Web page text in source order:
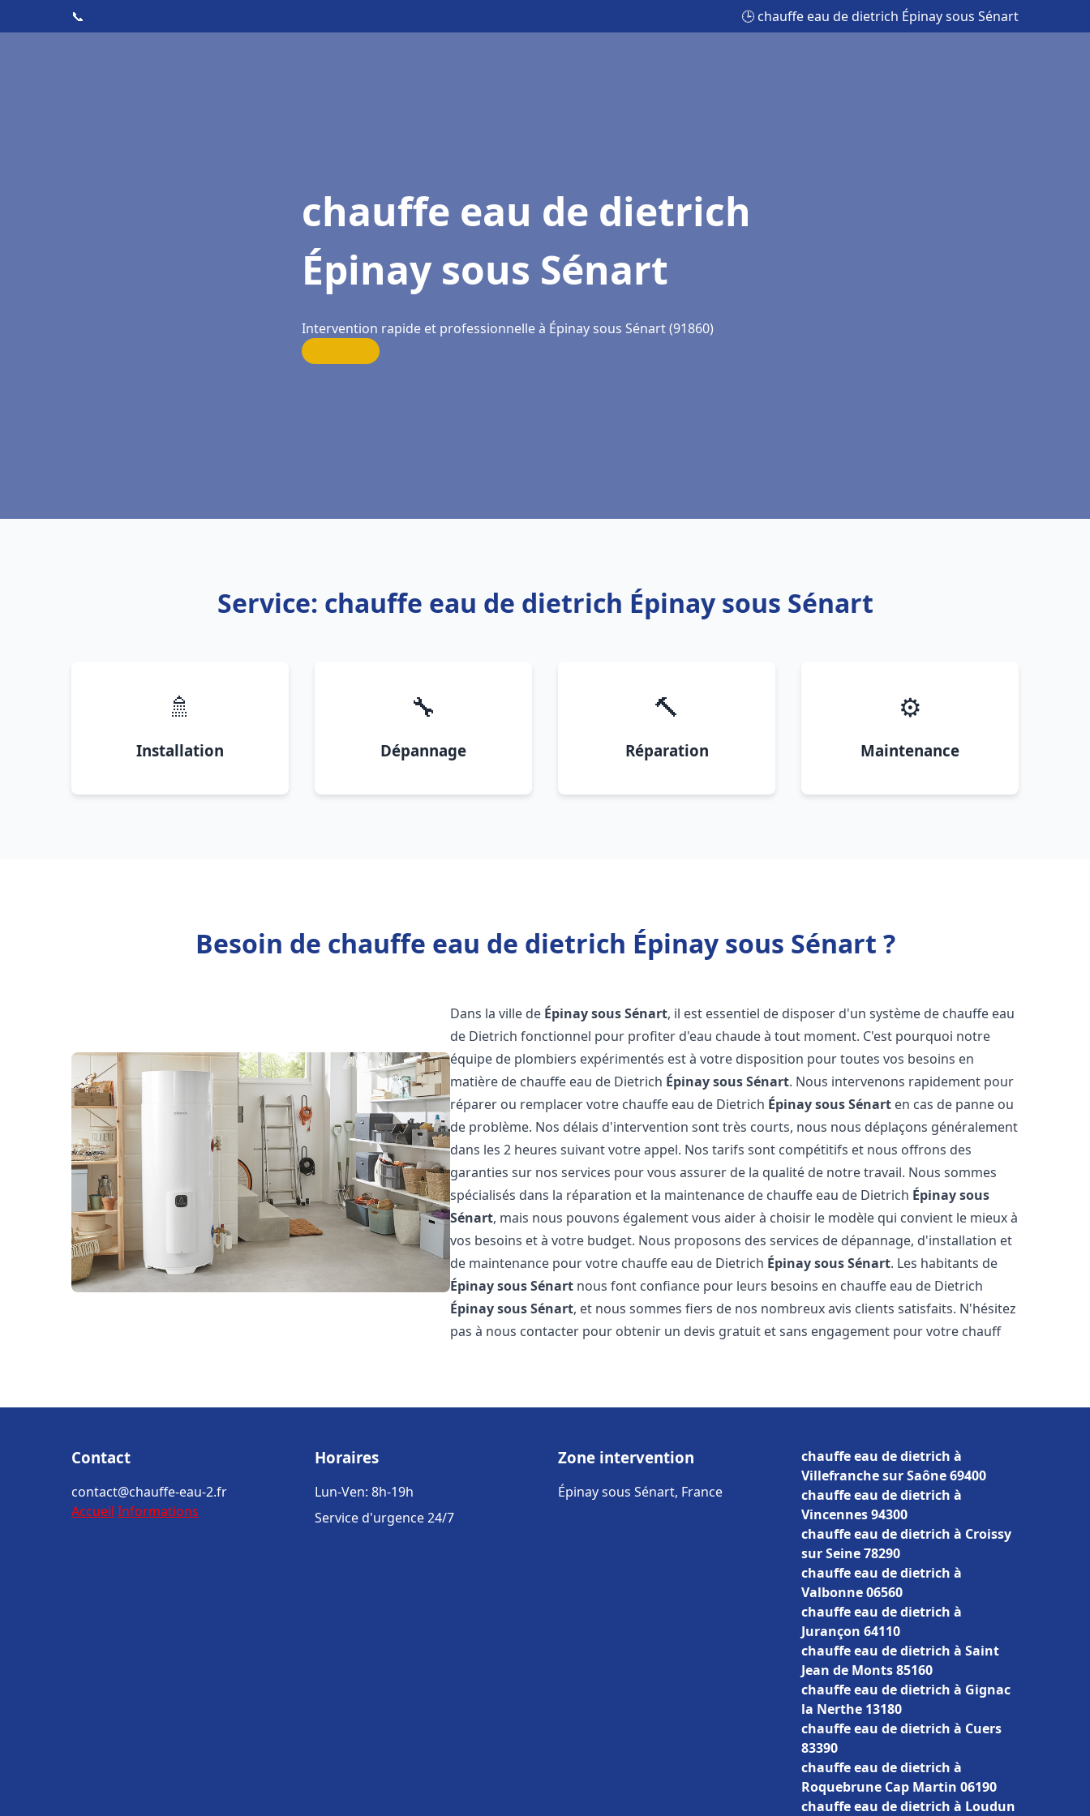
📞 🕒 chauffe eau de dietrich Épinay sous Sénart
chauffe eau de dietrich
Épinay sous Sénart
Intervention rapide et professionnelle à Épinay sous Sénart (91860)
Service: chauffe eau de dietrich Épinay sous Sénart
🚿
Installation
🔧
Dépannage
🔨
Réparation
⚙️
Maintenance
Besoin de chauffe eau de dietrich Épinay sous Sénart ?
Dans la ville de Épinay sous Sénart, il est essentiel de disposer d'un système de chauffe eau
de Dietrich fonctionnel pour profiter d'eau chaude à tout moment. C'est pourquoi notre
équipe de plombiers expérimentés est à votre disposition pour toutes vos besoins en
matière de chauffe eau de Dietrich Épinay sous Sénart. Nous intervenons rapidement pour
réparer ou remplacer votre chauffe eau de Dietrich Épinay sous Sénart en cas de panne ou
de problème. Nos délais d'intervention sont très courts, nous nous déplaçons généralement
dans les 2 heures suivant votre appel. Nos tarifs sont compétitifs et nous offrons des
garanties sur nos services pour vous assurer de la qualité de notre travail. Nous sommes
spécialisés dans la réparation et la maintenance de chauffe eau de Dietrich Épinay sous
Sénart, mais nous pouvons également vous aider à choisir le modèle qui convient le mieux à
vos besoins et à votre budget. Nous proposons des services de dépannage, d'installation et
de maintenance pour votre chauffe eau de Dietrich Épinay sous Sénart. Les habitants de
Épinay sous Sénart nous font confiance pour leurs besoins en chauffe eau de Dietrich
Épinay sous Sénart, et nous sommes fiers de nos nombreux avis clients satisfaits. N'hésitez
pas à nous contacter pour obtenir un devis gratuit et sans engagement pour votre chauff
Contact
contact@chauffe-eau-2.fr
Accueil Informations
Horaires
Lun-Ven: 8h-19h
Service d'urgence 24/7
Zone intervention
Épinay sous Sénart, France
chauffe eau de dietrich à
Villefranche sur Saône 69400
chauffe eau de dietrich à
Vincennes 94300
chauffe eau de dietrich à Croissy
sur Seine 78290
chauffe eau de dietrich à
Valbonne 06560
chauffe eau de dietrich à
Jurançon 64110
chauffe eau de dietrich à Saint
Jean de Monts 85160
chauffe eau de dietrich à Gignac
la Nerthe 13180
chauffe eau de dietrich à Cuers
83390
chauffe eau de dietrich à
Roquebrune Cap Martin 06190
chauffe eau de dietrich à Loudun